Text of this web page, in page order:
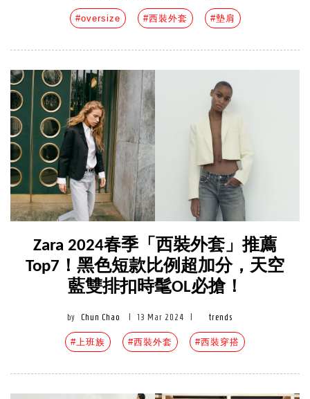
#oversize #西裝外套 #墊肩
Zara 2024春季「西裝外套」推薦
Top7！黑色短款比例超加分，天空
藍雙排扣時髦OL必搶！
by Chun Chao 13 Mar 2024 trends
#上班族 #西裝外套 #西裝穿搭